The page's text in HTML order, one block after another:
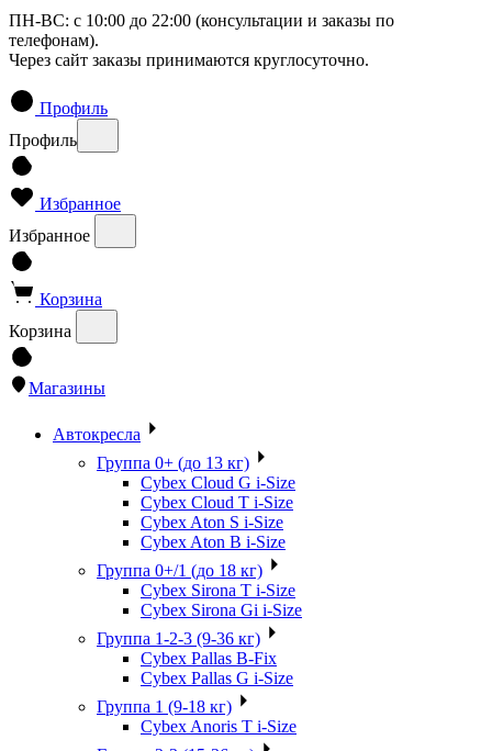
ПН-ВС: с 10:00 до 22:00 (консультации и заказы по
телефонам).
Через сайт заказы принимаются круглосуточно.
Профиль
Профиль
Избранное
Избранное
Корзина
Корзина
Магазины
Автокресла
Группа 0+ (до 13 кг)
Cybex Cloud G i-Size
Cybex Cloud T i-Size
Cybex Aton S i-Size
Cybex Aton B i-Size
Группа 0+/1 (до 18 кг)
Cybex Sirona T i-Size
Cybex Sirona Gi i-Size
Группа 1-2-3 (9-36 кг)
Cybex Pallas B-Fix
Cybex Pallas G i-Size
Группа 1 (9-18 кг)
Cybex Anoris T i-Size